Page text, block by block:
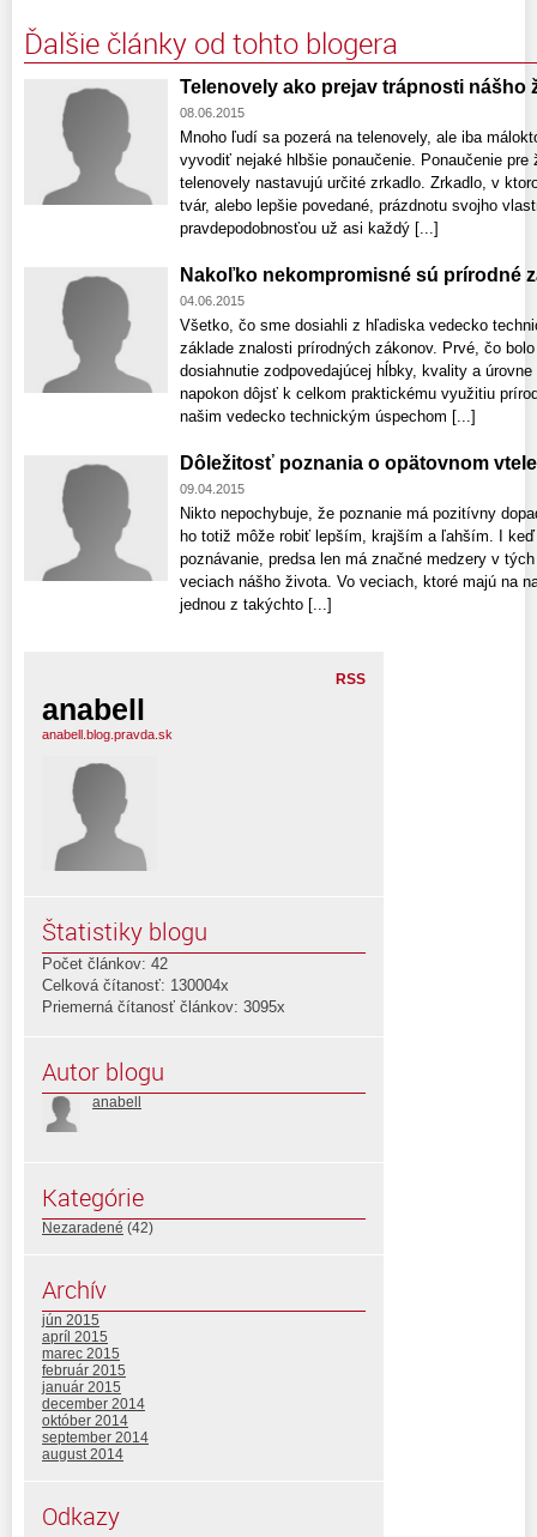
Ďalšie články od tohto blogera
Telenovely ako prejav trápnosti nášho
08.06.2015
Mnoho ľudí sa pozerá na telenovely, ale iba
vyvodiť nejaké hlbšie ponaučenie. Ponaučenie
telenovely nastavujú určité zrkadlo. Zrkadlo, v
tvár, alebo lepšie povedané, prázdnotu svojho
pravdepodobnosťou už asi každý [...]
Nakoľko nekompromisné sú prírodné
04.06.2015
Všetko, čo sme dosiahli z hľadiska vedecko
základe znalosti prírodných zákonov. Prvé, čo
dosiahnutie zodpovedajúcej hĺbky, kvality a
napokon dôjsť k celkom praktickému využitiu
našim vedecko technickým úspechom [...]
Dôležitosť poznania o opätovnom
09.04.2015
Nikto nepochybuje, že poznanie má pozitívny
ho totiž môže robiť lepším, krajším a ľahším. I
poznávanie, predsa len má značné medzery v
veciach nášho života. Vo veciach, ktoré majú na
jednou z takýchto [...]
RSS
anabell
anabell.blog.pravda.sk
Štatistiky blogu
Počet článkov: 42
Celková čítanosť: 130004x
Priemerná čítanosť článkov: 3095x
Autor blogu
anabell
Kategórie
Nezaradené (42)
Archív
jún 2015
apríl 2015
marec 2015
február 2015
január 2015
december 2014
október 2014
september 2014
august 2014
Odkazy